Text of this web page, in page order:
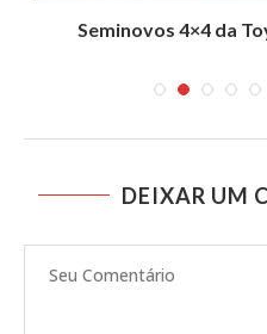
Seminovos 4×4 da
DEIXAR UM